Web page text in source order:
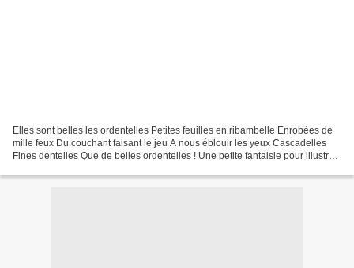
Elles sont belles les ordentelles Petites feuilles en ribambelle Enrobées de
mille feux Du couchant faisant le jeu A nous éblouir les yeux Cascadelles
Fines dentelles Que de belles ordentelles ! Une petite fantaisie pour illustrer